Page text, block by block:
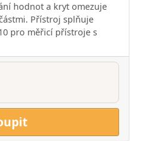
hodnot a kryt omezuje
Přístroj splňuje
pro měřicí přístroje s